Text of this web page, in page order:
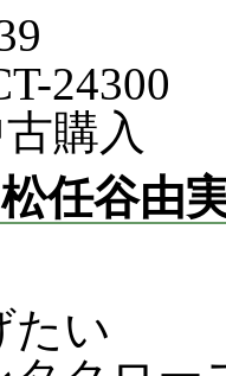
24300
購入
任谷由
たい